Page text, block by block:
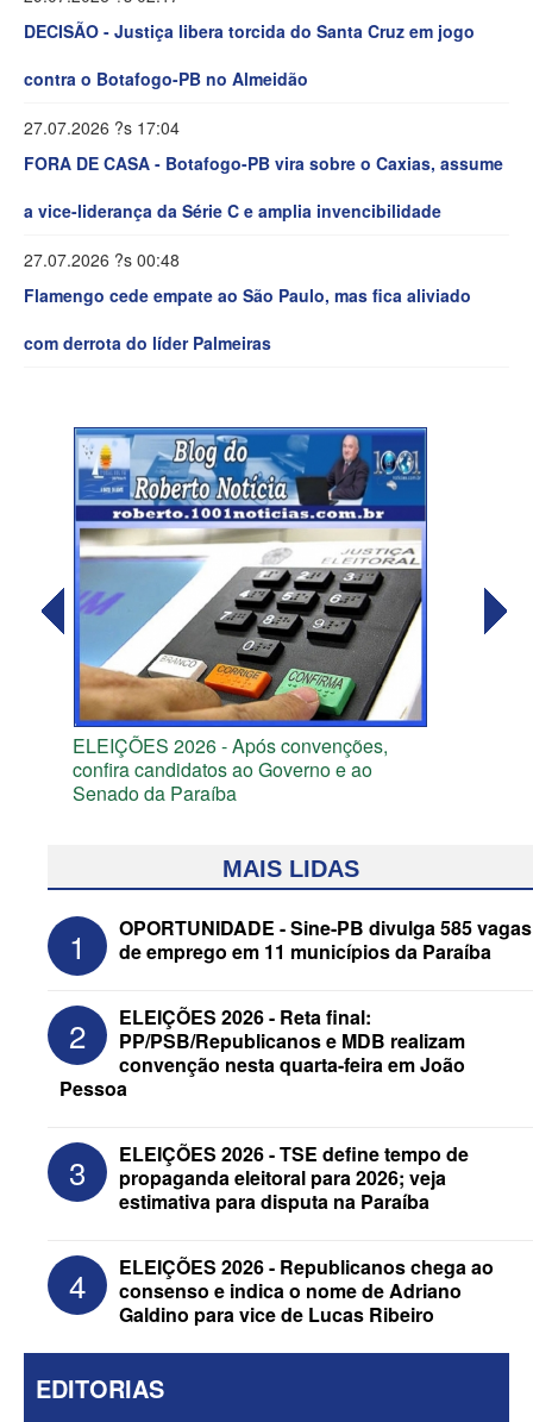
DECISÃO - Justiça libera torcida do Santa Cruz em jogo
contra o Botafogo-PB no Almeidão
27.07.2026 ?s 17:04
FORA DE CASA - Botafogo-PB vira sobre o Caxias, assume
a vice-liderança da Série C e amplia invencibilidade
27.07.2026 ?s 00:48
Flamengo cede empate ao São Paulo, mas fica aliviado
com derrota do líder Palmeiras
ELEIÇÕES 2026 - Após convenções,
confira candidatos ao Governo e ao
Senado da Paraíba
ELEIÇÕES 2026 - Senado: Novo
anuncia Zé Carneiro e Pastor Jader
Medeiros na suplência de Major Fábio
MAIS LIDAS
1
OPORTUNIDADE - Sine-PB divulga 585 vagas
de emprego em 11 municípios da Paraíba
2
ELEIÇÕES 2026 - Reta final:
PP/PSB/Republicanos e MDB realizam
convenção nesta quarta-feira em João
Pessoa
3
ELEIÇÕES 2026 - TSE define tempo de
propaganda eleitoral para 2026; veja
estimativa para disputa na Paraíba
4
ELEIÇÕES 2026 - Republicanos chega ao
consenso e indica o nome de Adriano
Galdino para vice de Lucas Ribeiro
EDITORIAS